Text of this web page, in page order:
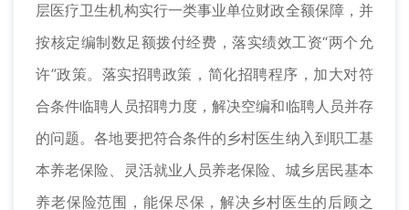
层医疗卫生机构实行一类事业单位财政全额保障，并
按核定编制数足额拨付经费，落实绩效工资“两个允
许”政策。落实招聘政策，简化招聘程序，加大对符
合条件临聘人员招聘力度，解决空编和临聘人员并存
的问题。各地要把符合条件的乡村医生纳入到职工基
本养老保险、灵活就业人员养老保险、城乡居民基本
养老保险范围，能保尽保，解决乡村医生的后顾之